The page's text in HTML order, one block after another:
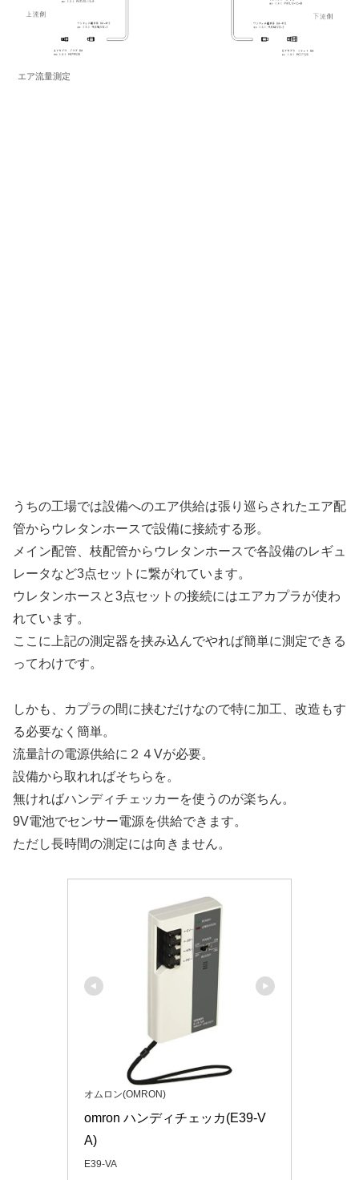
エア流量測定
うちの工場では設備へのエア供給は張り巡らされたエア配
管からウレタンホースで設備に接続する形。
メイン配管、枝配管からウレタンホースで各設備のレギュ
レータなど3点セットに繋がれています。
ウレタンホースと3点セットの接続にはエアカプラが使わ
れています。
ここに上記の測定器を挟み込んでやれば簡単に測定できる
ってわけです。
しかも、カプラの間に挟むだけなので特に加工、改造もす
る必要なく簡単。
流量計の電源供給に２４Vが必要。
設備から取れればそちらを。
無ければハンディチェッカーを使うのが楽ちん。
9V電池でセンサー電源を供給できます。
ただし長時間の測定には向きません。
オムロン(OMRON)
omron ハンディチェッカ(E39-V
A)
E39-VA